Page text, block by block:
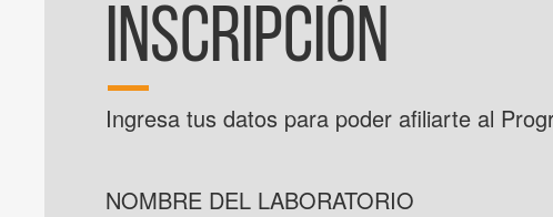
INSCRIPCIÓN
Ingresa tus datos para poder afiliarte al
NOMBRE DEL LABORATORIO